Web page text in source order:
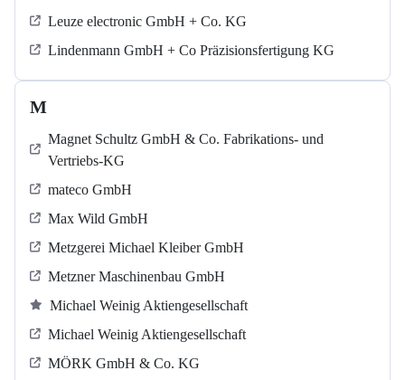
Leuze electronic GmbH + Co. KG
Lindenmann GmbH + Co Präzisionsfertigung KG
M
Magnet Schultz GmbH & Co. Fabrikations- und
Vertriebs-KG
mateco GmbH
Max Wild GmbH
Metzgerei Michael Kleiber GmbH
Metzner Maschinenbau GmbH
Michael Weinig Aktiengesellschaft
Michael Weinig Aktiengesellschaft
MÖRK GmbH & Co. KG